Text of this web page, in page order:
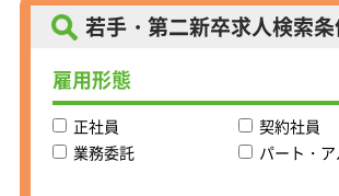
ら、 地域の町工場まで
くりのメーカーが取引
既存顧客へのルート営
す。1人につき30～40社
10社程度を訪問します
若手・第二新卒求人検索
雇用形態
正社員
契約社員
業務委託
パート・